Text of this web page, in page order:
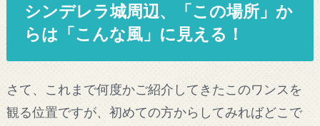
シンデレラ城周辺、「この場所」か
らは「こんな風」に見える！
さて、これまで何度かご紹介してきたこのワンスを
観る位置ですが、初めての方からしてみればどこで